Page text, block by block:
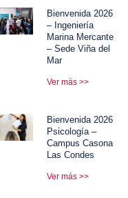
Bienvenida 2026
– Ingeniería
Marina Mercante
– Sede Viña del
Mar
Ver más >>
Bienvenida 2026
Psicología –
Campus Casona
Las Condes
Ver más >>